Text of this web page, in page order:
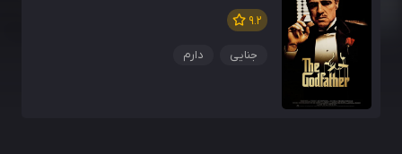
9.2
جنایی دارم